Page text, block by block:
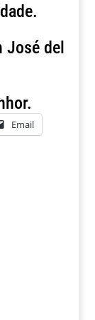
José del
Email